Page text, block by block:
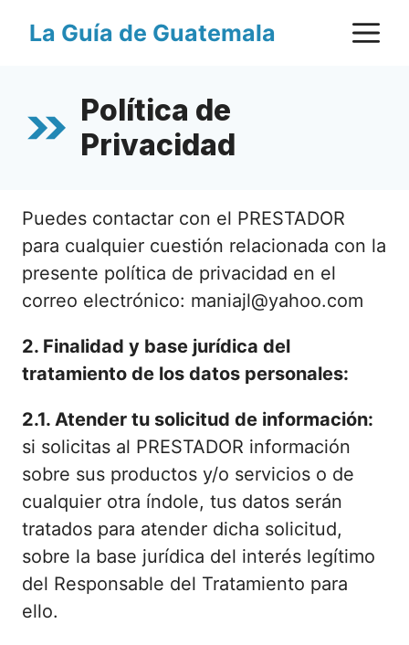
La Guía de Guatemala
Política de
Privacidad
Puedes contactar con el PRESTADOR
para cualquier cuestión relacionada con la
presente política de privacidad en el
correo electrónico: maniajl@yahoo.com
2. Finalidad y base jurídica del
tratamiento de los datos personales:
2.1. Atender tu solicitud de información:
si solicitas al PRESTADOR información
sobre sus productos y/o servicios o de
cualquier otra índole, tus datos serán
tratados para atender dicha solicitud,
sobre la base jurídica del interés legítimo
del Responsable del Tratamiento para
ello.